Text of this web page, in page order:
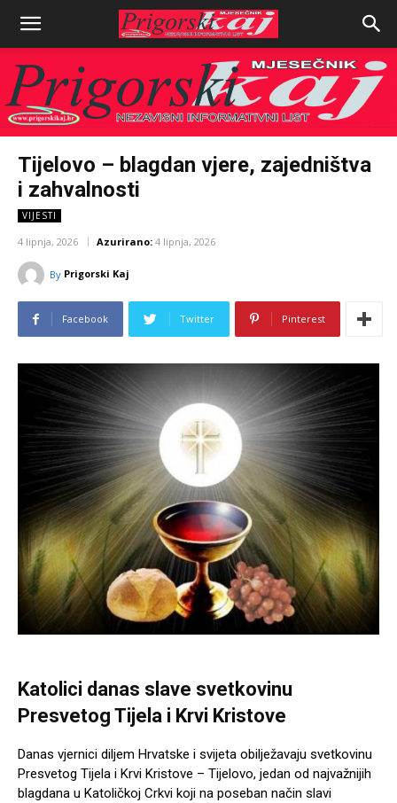
Tijelovo – blagdan vjere, zajedništva
i zahvalnosti
VIJESTI
4 lipnja, 2026 Azurirano: 4 lipnja, 2026
By Prigorski Kaj
Facebook Twitter Pinterest
Katolici danas slave svetkovinu
Presvetog Tijela i Krvi Kristove
Danas vjernici diljem Hrvatske i svijeta obilježavaju svetkovinu
Presvetog Tijela i Krvi Kristove – Tijelovo, jedan od najvažnijih
blagdana u Katoličkoj Crkvi koji na poseban način slavi